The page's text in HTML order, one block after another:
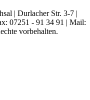
| Durlacher Str. 3-7 |
07251 - 91 34 91 | Mail:
vorbehalten.